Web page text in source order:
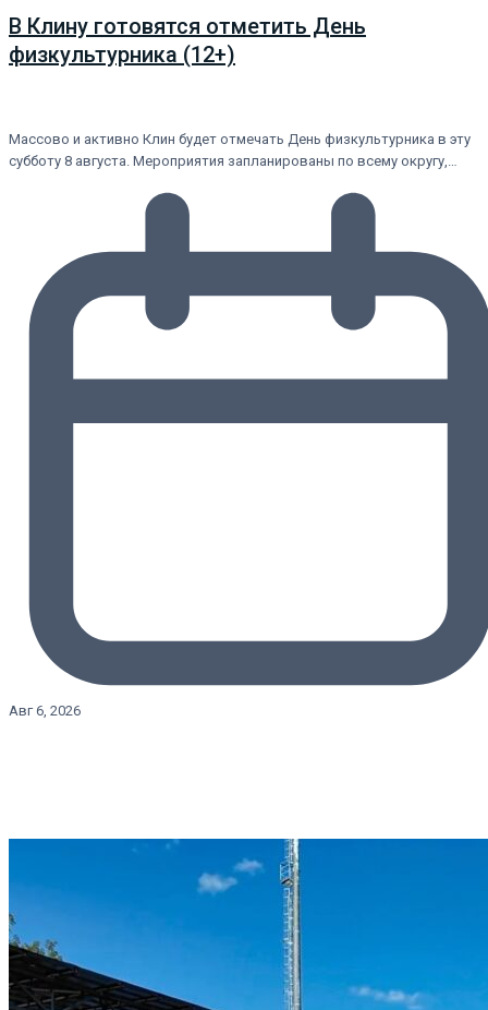
В Клину готовятся отметить День
физкультурника (12+)
Массово и активно Клин будет отмечать День физкультурника в эту
субботу 8 августа. Мероприятия запланированы по всему округу,…
Авг 6, 2026